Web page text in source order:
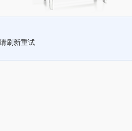
刷新重试